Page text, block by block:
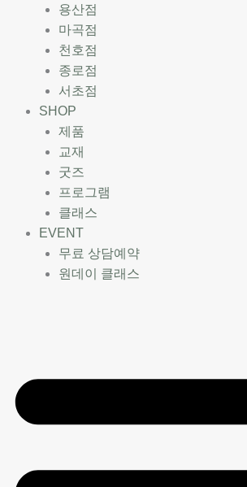
용산점
마곡점
천호점
종로점
서초점
SHOP
제품
교재
굿즈
프로그램
클래스
EVENT
무료 상담예약
원데이 클래스